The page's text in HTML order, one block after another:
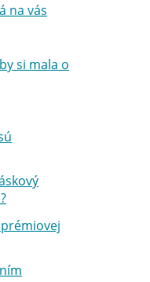
na vás
si mala o